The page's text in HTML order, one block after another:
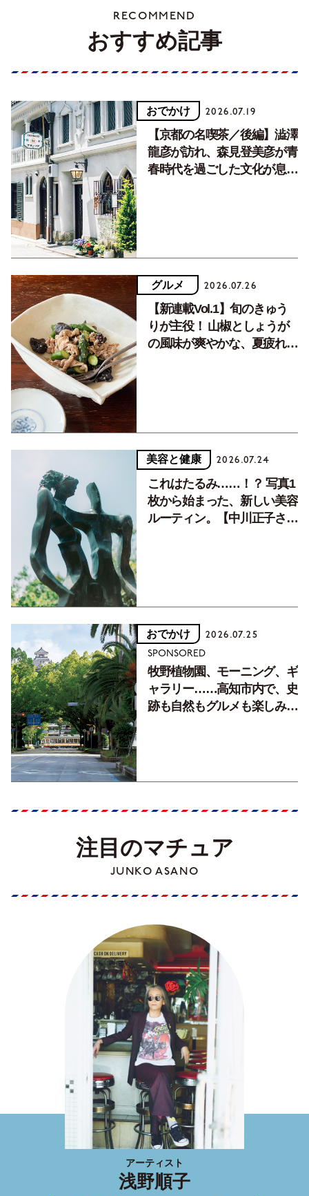
RECOMMEND
おすすめ記事
おでかけ 2026.07.19
【京都の名喫茶／後編】澁澤
龍彦が訪れ、森見登美彦が青
春時代を過ごした文化が息づ
グルメ 2026.07.26
【新連載Vol.1】旬のきゅう
りが主役！ 山椒としょうが
の風味が爽やかな、夏疲れを
美容と健康 2026.07.24
これはたるみ……！？ 写真1
枚から始まった、新しい美容
ルーティン。【中川正子さん
おでかけ 2026.07.25
SPONSORED
牧野植物園、モーニング、ギ
ャラリー……高知市内で、史
跡も自然もグルメも楽しみ尽
注目のマチュア
JUNKO ASANO
アーティスト
浅野順子